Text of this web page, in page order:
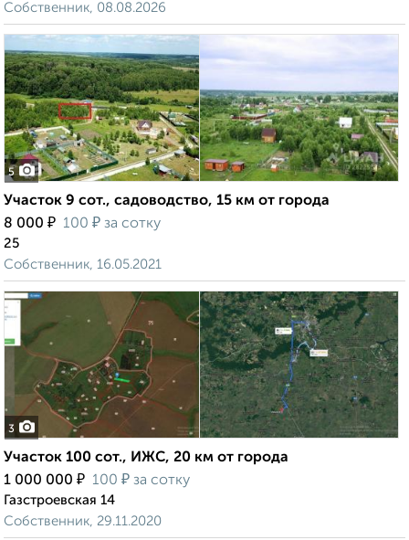
Собственник, 08.08.2026
5
Участок 9 сот., садоводство, 15 км от города
8 000 ₽ 100 ₽ за сотку
25
Собственник, 16.05.2021
3
Участок 100 сот., ИЖС, 20 км от города
1 000 000 ₽ 100 ₽ за сотку
Газстроевская 14
Собственник, 29.11.2020